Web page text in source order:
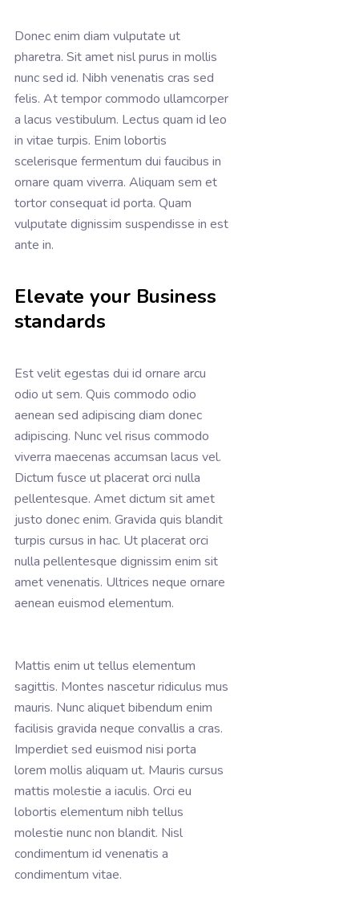
Donec enim diam vulputate ut
pharetra. Sit amet nisl purus in mollis
nunc sed id. Nibh venenatis cras sed
felis. At tempor commodo ullamcorper
a lacus vestibulum. Lectus quam id leo
in vitae turpis. Enim lobortis
scelerisque fermentum dui faucibus in
ornare quam viverra. Aliquam sem et
tortor consequat id porta. Quam
vulputate dignissim suspendisse in est
ante in.
Elevate your Business
standards
Est velit egestas dui id ornare arcu
odio ut sem. Quis commodo odio
aenean sed adipiscing diam donec
adipiscing. Nunc vel risus commodo
viverra maecenas accumsan lacus vel.
Dictum fusce ut placerat orci nulla
pellentesque. Amet dictum sit amet
justo donec enim. Gravida quis blandit
turpis cursus in hac. Ut placerat orci
nulla pellentesque dignissim enim sit
amet venenatis. Ultrices neque ornare
aenean euismod elementum.
Mattis enim ut tellus elementum
sagittis. Montes nascetur ridiculus mus
mauris. Nunc aliquet bibendum enim
facilisis gravida neque convallis a cras.
Imperdiet sed euismod nisi porta
lorem mollis aliquam ut. Mauris cursus
mattis molestie a iaculis. Orci eu
lobortis elementum nibh tellus
molestie nunc non blandit. Nisl
condimentum id venenatis a
condimentum vitae.